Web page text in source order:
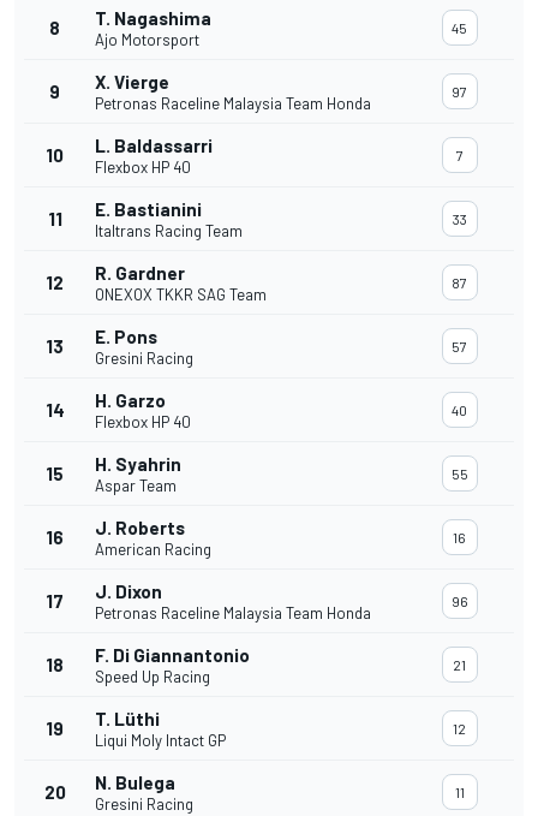
8 T. Nagashima
Ajo Motorsport
45
9 X. Vierge
Petronas Raceline Malaysia Team Honda
97
10 L. Baldassarri
Flexbox HP 40
7
11 E. Bastianini
Italtrans Racing Team
33
12 R. Gardner
ONEXOX TKKR SAG Team
87
13 E. Pons
Gresini Racing
57
14 H. Garzo
Flexbox HP 40
40
15 H. Syahrin
Aspar Team
55
16 J. Roberts
American Racing
16
17 J. Dixon
Petronas Raceline Malaysia Team Honda
96
18 F. Di Giannantonio
Speed Up Racing
21
19 T. Lüthi
Liqui Moly Intact GP
12
20 N. Bulega
Gresini Racing
11